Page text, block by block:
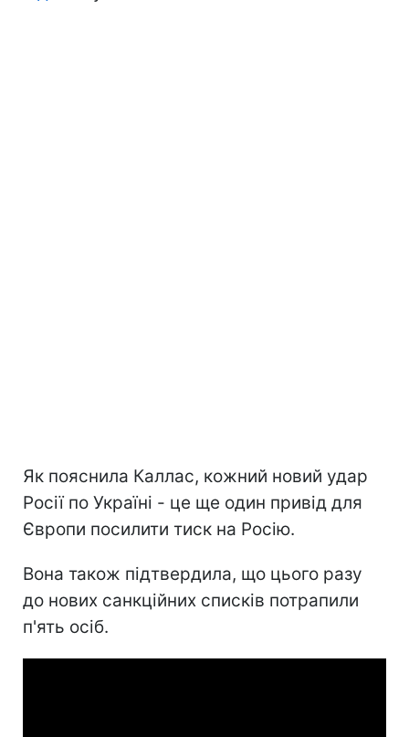
Як пояснила Каллас, кожний новий удар
Росії по Україні - це ще один привід для
Європи посилити тиск на Росію.
Вона також підтвердила, що цього разу
до нових санкційних списків потрапили
п'ять осіб.